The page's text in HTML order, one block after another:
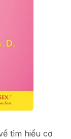
tìm hiểu cơ